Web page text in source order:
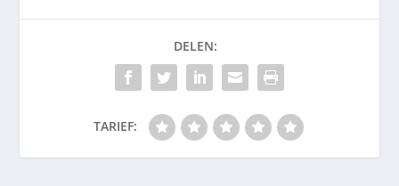
DELEN:
TARIEF: